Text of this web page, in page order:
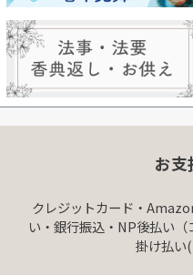
お支
クレジットカード・
い・銀行振込・NP後払い
掛け払い